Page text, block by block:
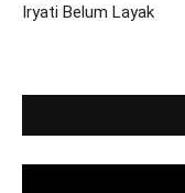
Iryati Belum Layak